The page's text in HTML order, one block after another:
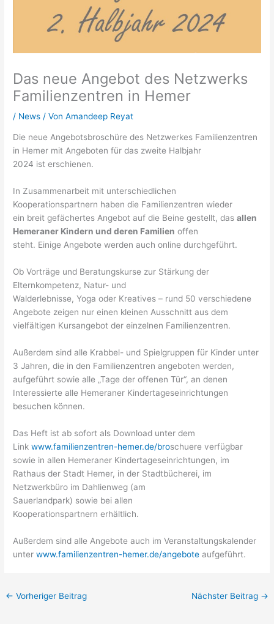
Das neue Angebot des Netzwerks
Familienzentren in Hemer
/ News / VonAmandeep Reyat
Die neue Angebotsbroschüre des Netzwerkes Familienzentren
in Hemer mit Angeboten für das zweite Halbjahr
2024 ist erschienen.
In Zusammenarbeit mit unterschiedlichen
Kooperationspartnern haben die Familienzentren wieder
ein breit gefächertes Angebot auf die Beine gestellt, dasallen
Hemeraner Kindern und deren Familien offen
steht. Einige Angebote werden auch online durchgeführt.
Ob Vorträge und Beratungskurse zur Stärkung der
Elternkompetenz, Natur- und
Walderlebnisse, Yoga oder Kreatives – rund 50 verschiedene
Angebote zeigen nur einen kleinen Ausschnitt aus dem
vielfältigen Kursangebot der einzelnen Familienzentren.
Außerdem sind alle Krabbel- und Spielgruppen für Kinder unter
3 Jahren, die in den Familienzentren angeboten werden,
aufgeführt sowie alle „Tage der offenen Tür“, an denen
Interessierte alle Hemeraner Kindertageseinrichtungen
besuchen können.
Das Heft ist ab sofort als Download unter dem
Linkwww.familienzentren-hemer.de/broschuere verfügbar
sowie in allen Hemeraner Kindertageseinrichtungen, im
Rathaus der Stadt Hemer, in der Stadtbücherei, im
Netzwerkbüro im Dahlienweg (am
Sauerlandpark) sowie bei allen
Kooperationspartnern erhältlich.
Außerdem sind alle Angebote auch im Veranstaltungskalender
unterwww.familienzentren-hemer.de/angebote aufgeführt.
← Vorheriger Beitrag Nächster Beitrag →